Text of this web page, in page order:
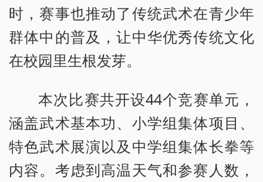
时，赛事也推动了传统武术在青少年
群体中的普及，让中华优秀传统文化
在校园里生根发芽。
本次比赛共开设44个竞赛单元，
涵盖武术基本功、小学组集体项目、
特色武术展演以及中学组集体长拳等
内容。考虑到高温天气和参赛人数，